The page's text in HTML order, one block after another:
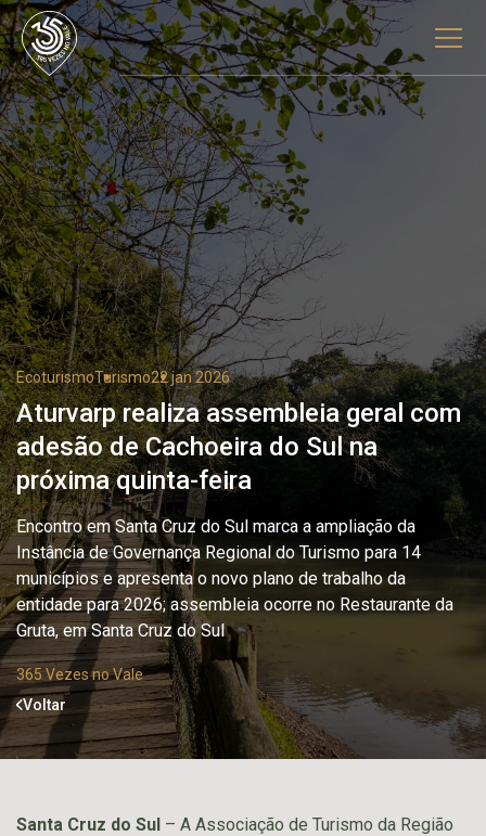
EcoturismoTurismo22 jan 2026
Aturvarp realiza assembleia geral com
adesão de Cachoeira do Sul na
próxima quinta-feira
Encontro em Santa Cruz do Sul marca a ampliação da
Instância de Governança Regional do Turismo para 14
municípios e apresenta o novo plano de trabalho da
entidade para 2026; assembleia ocorre no Restaurante da
Gruta, em Santa Cruz do Sul
365 Vezes no Vale
Voltar
Santa Cruz do Sul – A Associação de Turismo da Região